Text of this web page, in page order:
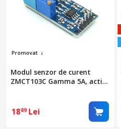
Promovat
Modul senzor de curent
ZMCT103C Gamma 5A, activ,
1889 Lei